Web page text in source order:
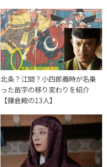
北条？江間？小四郎義時が名乗
った苗字の移り変わりを紹介
【鎌倉殿の13人】